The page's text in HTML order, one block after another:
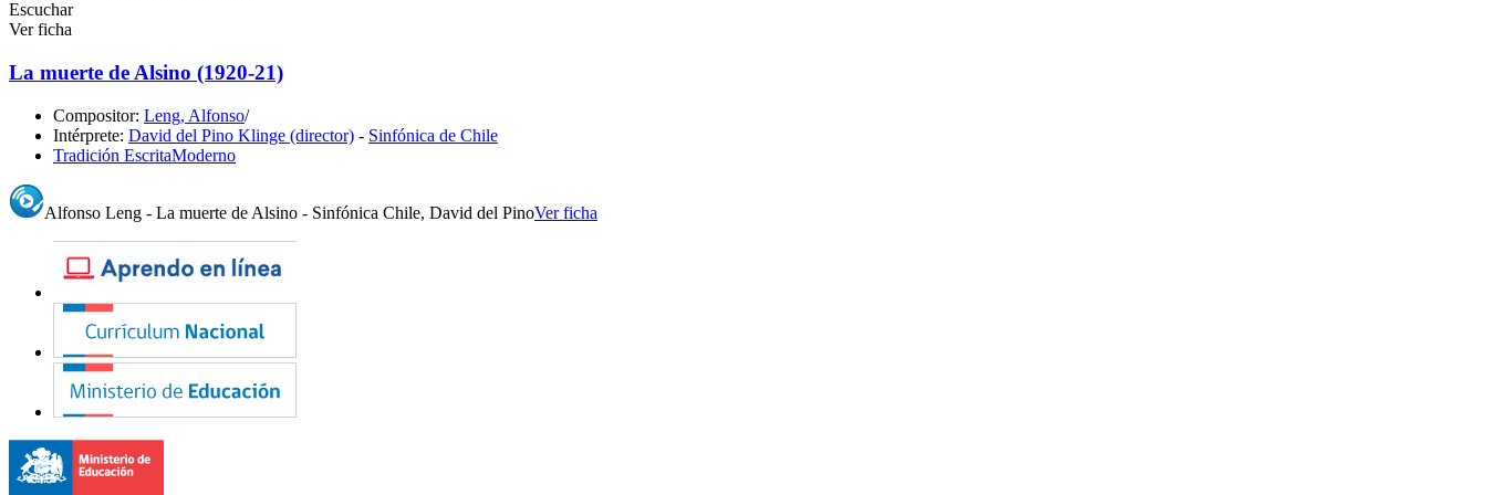
Escuchar
Ver ficha
La muerte de Alsino (1920-21)
Compositor: Leng, Alfonso/
Intérprete: David del Pino Klinge (director) - Sinfónica de Chile
Tradición EscritaModerno
Alfonso Leng - La muerte de Alsino - Sinfónica Chile, David del PinoVer ficha